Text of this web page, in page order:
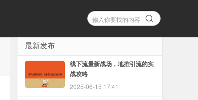
最新发布
线下流量新战场，地推引流的实
战攻略
2025-06-15 17:41